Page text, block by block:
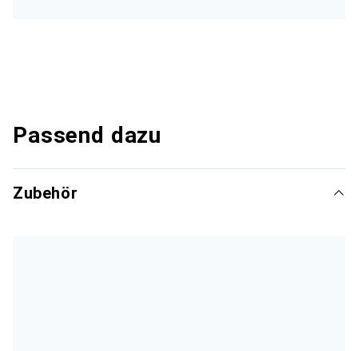
Passend dazu
Zubehör